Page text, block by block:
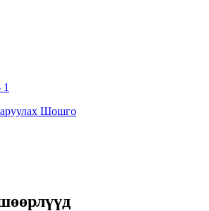
1
Шошго